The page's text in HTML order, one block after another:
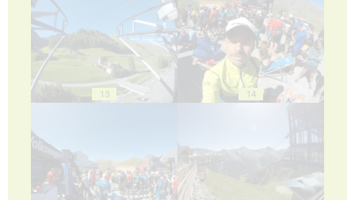
13 14